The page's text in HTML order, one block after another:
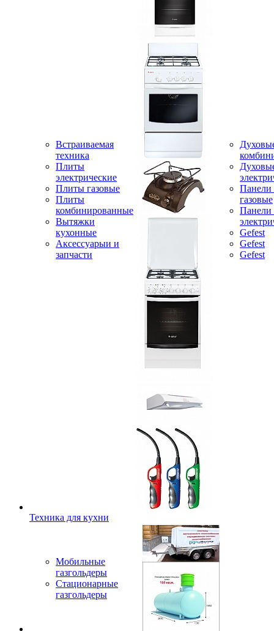
Встраиваемая
техника
Плиты
электрические
Плиты газовые
Плиты
комбинированные
Вытяжки
кухонные
Аксессуарыи и
запчасти
Панели
газовые
Панели
Gefest
Gefest
Gefest
Техника для кухни
Мобильные
газгольдеры
Стационарные
газгольдеры